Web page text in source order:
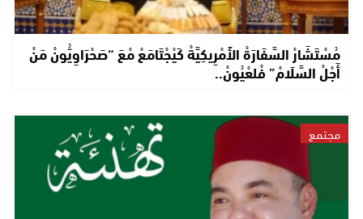
مُسْتَشَارْ السَّفَارَةْ الأَمْرِيكِيَّةْ كَيْجْتَامَعْ مْعَ “صَحْرَاوِيُّونْ مَنْ
أَجْلْ السَّلَامْ” فْلعْيُونْ..
مجتمع